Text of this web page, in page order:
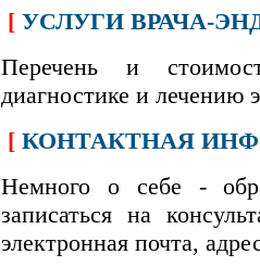
[ УСЛУГИ ВРАЧА-
Перечень и
диагностике и лечению
[ КОНТАКТНАЯ
Немного о себе -
записаться на
электронная почта,